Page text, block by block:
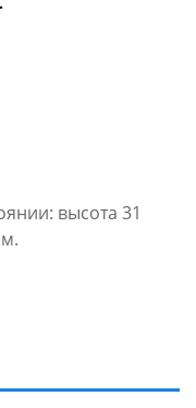
высота 31
так и как
и только
Оснащен